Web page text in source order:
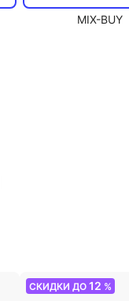
MIX-BUY
СКИДКИ ДО 12 %